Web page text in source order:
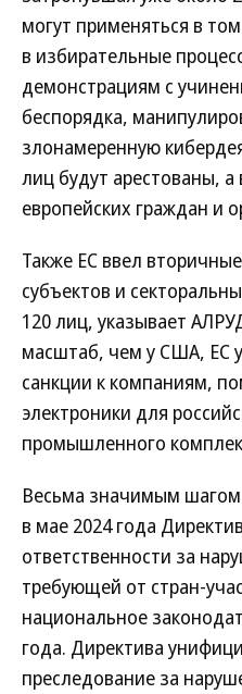
могут применяться в
в избирательные
демонстрациям с
беспорядка,
злонамеренную
лиц будут арестованы,
европейских граждан и
Также ЕС ввел
субъектов и
120 лиц, указывает
масштаб, чем у США, ЕС
санкции к компаниям,
электроники для
промышленного
Весьма значимым шагом
в мае 2024 года
ответственности за
требующей от стран-
национальное
года. Директива
преследование за